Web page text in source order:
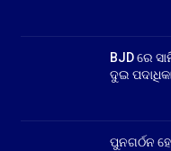
BJD ରେ
ଦୁଇ
ପୁନଗର୍ଠନ